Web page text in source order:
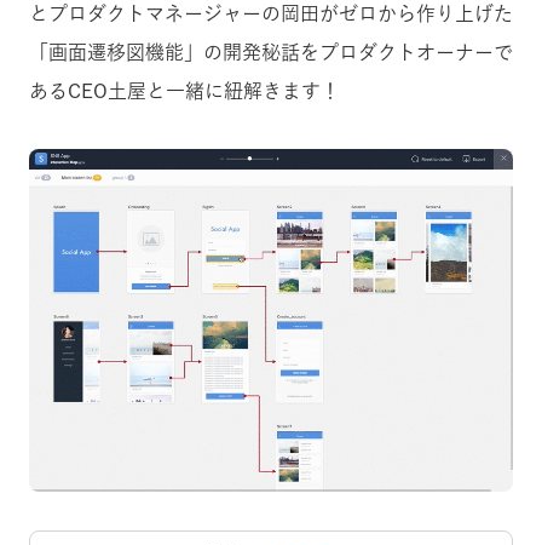
とプロダクトマネージャーの岡田がゼロから作り上げた
「画面遷移図機能」の開発秘話をプロダクトオーナーで
あるCEO土屋と一緒に紐解きます！